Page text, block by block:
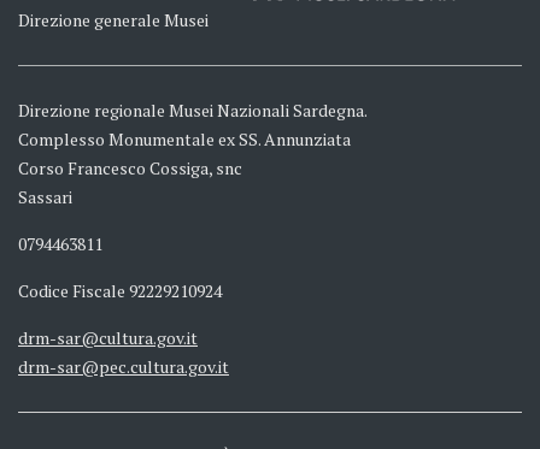
Direzione generale Musei
Direzione regionale Musei Nazionali Sardegna.
Complesso Monumentale ex SS. Annunziata
Corso Francesco Cossiga, snc
Sassari
0794463811
Codice Fiscale 92229210924
drm-sar@cultura.gov.it
drm-sar@pec.cultura.gov.it